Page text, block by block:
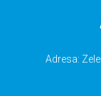
Adresa: